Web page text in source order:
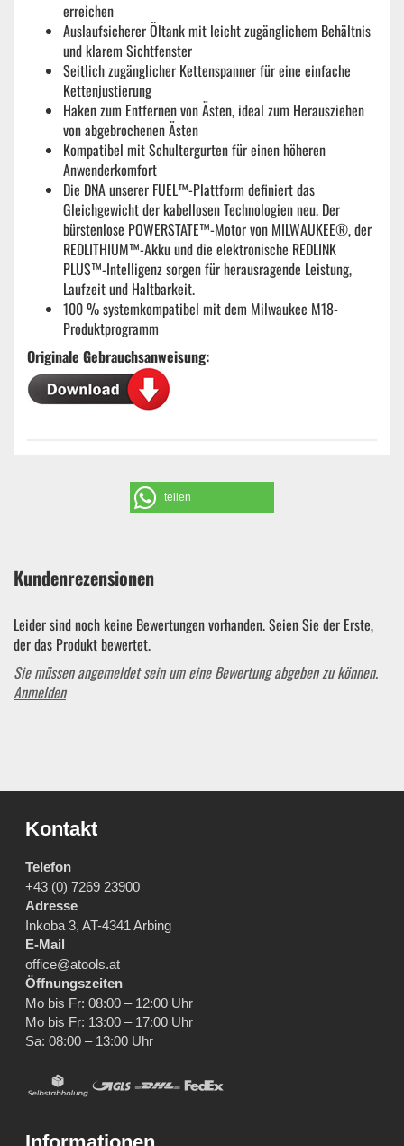
erreichen
Auslaufsicherer Öltank mit leicht zugänglichem Behältnis
und klarem Sichtfenster
Seitlich zugänglicher Kettenspanner für eine einfache
Kettenjustierung
Haken zum Entfernen von Ästen, ideal zum Herausziehen
von abgebrochenen Ästen
Kompatibel mit Schultergurten für einen höheren
Anwenderkomfort
Die DNA unserer FUEL™-Plattform definiert das
Gleichgewicht der kabellosen Technologien neu. Der
bürstenlose POWERSTATE™-Motor von MILWAUKEE®, der
REDLITHIUM™-Akku und die elektronische REDLINK
PLUS™-Intelligenz sorgen für herausragende Leistung,
Laufzeit und Haltbarkeit.
100 % systemkompatibel mit dem Milwaukee M18-
Produktprogramm
Originale Gebrauchsanweisung:
teilen
Kundenrezensionen
Leider sind noch keine Bewertungen vorhanden. Seien Sie der Erste,
der das Produkt bewertet.
Sie müssen angemeldet sein um eine Bewertung abgeben zu können.
Anmelden
Kontakt
Telefon
+43 (0) 7269 23900
Adresse
Inkoba 3, AT-4341 Arbing
E-Mail
office@atools.at
Öffnungszeiten
Mo bis Fr: 08:00 – 12:00 Uhr
Mo bis Fr: 13:00 – 17:00 Uhr
Sa: 08:00 – 13:00 Uhr